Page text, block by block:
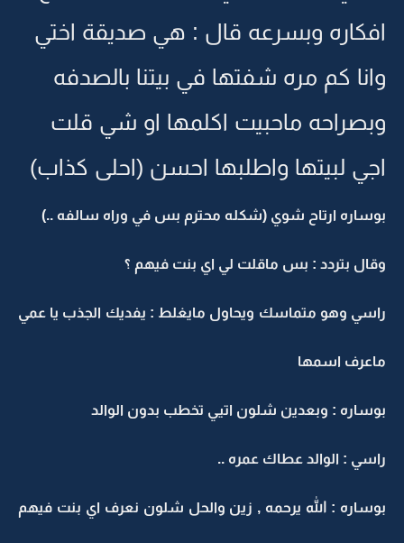
افكاره وبسرعه قال : هي صديقة اختي
وانا كم مره شفتها في بيتنا بالصدفه
وبصراحه ماحبيت اكلمها او شي قلت
اجي لبيتها واطلبها احسن (احلى كذاب)
بوساره ارتاح شوي (شكله محترم بس في وراه سالفه ..)
وقال بتردد : بس ماقلت لي اي بنت فيهم ؟
راسي وهو متماسك ويحاول مايغلط : يفديك الجذب يا عمي
ماعرف اسمها
بوساره : وبعدين شلون اتيي تخطب بدون الوالد
راسي : الوالد عطاك عمره ..
بوساره : الله يرحمه , زين والحل شلون نعرف اي بنت فيهم